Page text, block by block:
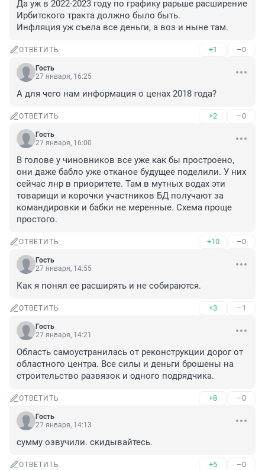
Да уж в 2022-2023 году по графику рарьше расширение
Ирбитского тракта должно было быть.
Инфляция уж съела все деньги, а воз и ныне там.
ОТВЕТИТЬ +1 –0
Гость
27 января, 16:25
А для чего нам информация о ценах 2018 года?
ОТВЕТИТЬ +2 –0
Гость
27 января, 16:00
В голове у чиновников все уже как бы простроено,
они даже бабло уже отканое будущее поделили. У них
сейчас лнр в приоритете. Там в мутных водах эти
товарищи и корочки участников БД получают за
командировки и бабки не меренные. Схема проще
простого.
ОТВЕТИТЬ +10 –0
Гость
27 января, 14:55
Как я понял ее расширять и не собираются.
ОТВЕТИТЬ +3 –1
Гость
27 января, 14:21
Область самоустранилась от реконструкции дорог от
областного центра. Все силы и деньги брошены на
строительство развязок и одного подрядчика.
ОТВЕТИТЬ +8 –0
Гость
27 января, 14:13
сумму озвучили. скидывайтесь.
ОТВЕТИТЬ +5 –0